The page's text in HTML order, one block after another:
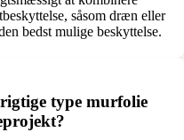
såsom dræn eller
bedst mulige beskyttelse.
type murfolie